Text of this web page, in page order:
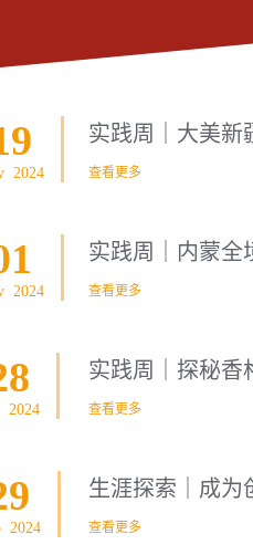
2024
实践周｜大美新
查看更多
2024
实践周｜内蒙全
查看更多
2024
实践周｜探秘香
查看更多
2024
生涯探索｜成为
查看更多